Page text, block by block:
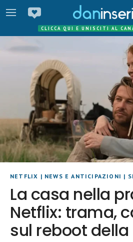
CLICCA QUI E UNISCITI AL
NETFLIX | NEWS E ANTICIPAZIONI |
La casa nella
Netflix: trama,
sul reboot